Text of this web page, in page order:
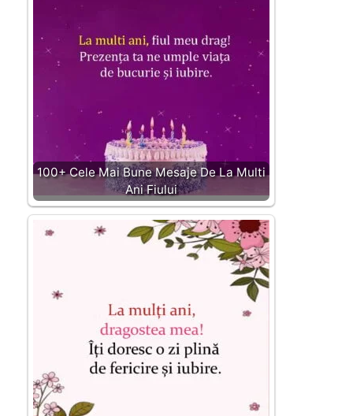
100+ Cele Mai Bune Mesaje De La Multi
Ani Fiului